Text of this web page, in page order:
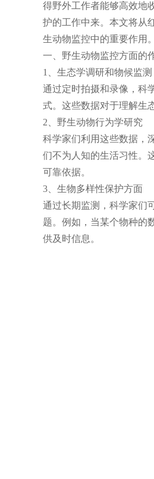
得野外工作者能够高效地
护的工作中来。本文将从
生动物监控中的重要作用。
一、野生动物监控方面的
1、生态学调研和物候监测
通过定时拍摄和录像，科
式。这些数据对于理解生
2、野生动物行为学研究
科学家们利用这些数据，
们不为人知的生活习性。
可靠依据。
3、生物多样性保护方面
通过长期监测，科学家们
题。例如，当某个物种的
供及时信息。